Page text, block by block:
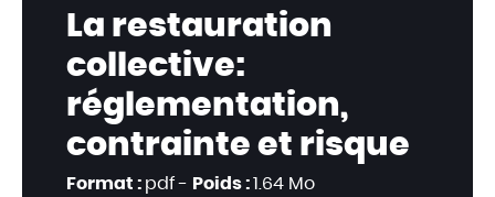
La restauration
collective:
réglementation,
contrainte et risque
Format :pdf - Poids :1.64 Mo